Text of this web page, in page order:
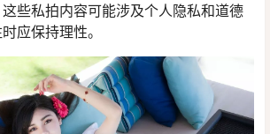
些私拍内容可能涉及个人隐私和道德
应保持理性。